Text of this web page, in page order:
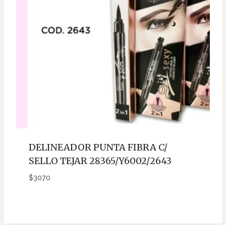
DELINEADOR PUNTA FIBRA C/
SELLO TEJAR 28365/Y6002/2643
$3070